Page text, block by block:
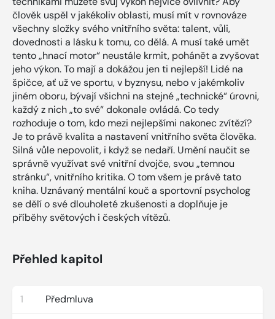
člověk uspěl v jakékoliv oblasti, musí mít v rovnováze
všechny složky svého vnitřního světa: talent, vůli,
dovednosti a lásku k tomu, co dělá. A musí také umět
tento „hnací motor“ neustále krmit, pohánět a zvyšovat
jeho výkon. To mají a dokážou jen ti nejlepší! Lidé na
špičce, ať už ve sportu, v byznysu, nebo v jakémkoliv
jiném oboru, bývají všichni na stejné „technické“ úrovni,
každý z nich „to své“ dokonale ovládá. Co tedy
rozhoduje o tom, kdo mezi nejlepšími nakonec zvítězí?
Je to právě kvalita a nastavení vnitřního světa člověka.
Silná vůle nepovolit, i když se nedaří. Umění naučit se
správně využívat své vnitřní dvojče, svou „temnou
stránku“, vnitřního kritika. O tom všem je právě tato
kniha. Uznávaný mentální kouč a sportovní psycholog
se dělí o své dlouholeté zkušenosti a doplňuje je
příběhy světových i českých vítězů.
Přehled kapitol
1 Předmluva